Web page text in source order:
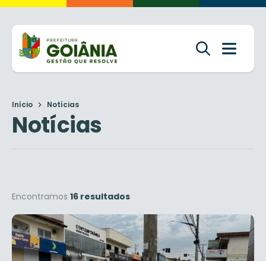
Início Notícias
Notícias
Encontramos 16 resultados